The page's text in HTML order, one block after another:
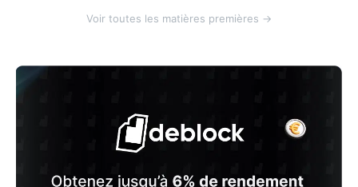
Voir toutes les matières premières →